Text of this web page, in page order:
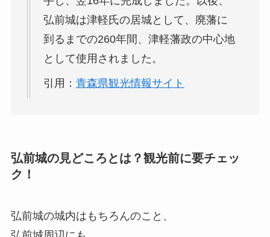
弘前城は津軽氏の居城として、廃藩に
到るまでの260年間、津軽藩政の中心地
として使用されました。
引用： 青森県観光情報サイト
弘前城の見どころとは？観光前に要チェッ
ク！
弘前城の城内はもちろんのこと、